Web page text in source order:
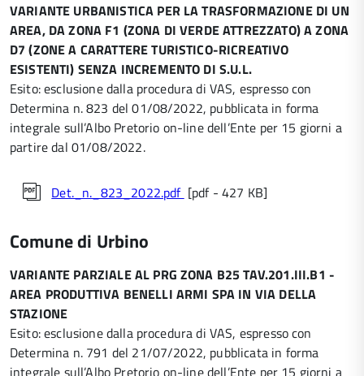
VARIANTE URBANISTICA PER LA TRASFORMAZIONE DI UN
AREA, DA ZONA F1 (ZONA DI VERDE ATTREZZATO) A ZONA
D7 (ZONE A CARATTERE TURISTICO-RICREATIVO
ESISTENTI) SENZA INCREMENTO DI S.U.L.
Esito: esclusione dalla procedura di VAS, espresso con
Determina n. 823 del 01/08/2022, pubblicata in forma
integrale sull’Albo Pretorio on-line dell’Ente per 15 giorni a
partire dal 01/08/2022.
Det._n._823_2022.pdf [pdf - 427 KB]
Comune di Urbino
VARIANTE PARZIALE AL PRG ZONA B25 TAV.201.III.B1 -
AREA PRODUTTIVA BENELLI ARMI SPA IN VIA DELLA
STAZIONE
Esito: esclusione dalla procedura di VAS, espresso con
Determina n. 791 del 21/07/2022, pubblicata in forma
integrale sull’Albo Pretorio on-line dell’Ente per 15 giorni a